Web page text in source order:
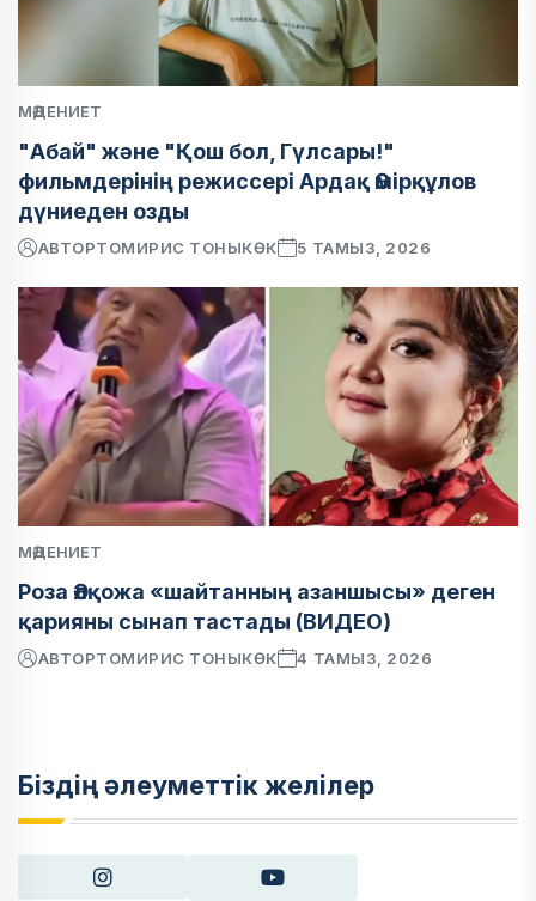
МӘДЕНИЕТ
"Абай" және "Қош бол, Гүлсары!"
фильмдерінің режиссері Ардақ Әмірқұлов
дүниеден озды
АВТОРТОМИРИС ТОНЫКӨК 5 ТАМЫЗ, 2026
МӘДЕНИЕТ
Роза Әлқожа «шайтанның азаншысы» деген
қарияны сынап тастады (ВИДЕО)
АВТОРТОМИРИС ТОНЫКӨК 4 ТАМЫЗ, 2026
Біздің әлеуметтік желілер